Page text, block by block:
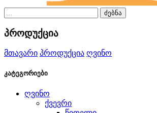
ძებნა
პროდუქცია
მთავარი პროდუქცია ღვინო
კატეგორიები
ღვინო
ქვევრი